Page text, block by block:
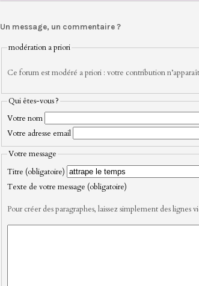
Un message, un commentaire ?
modération a priori
Ce forum est modéré a priori : votre contribution
Qui êtes-vous ?
Votre nom
Votre adresse email
Votre message
Titre (obligatoire)
Texte de votre message (obligatoire)
Pour créer des paragraphes, laissez simplement des lignes